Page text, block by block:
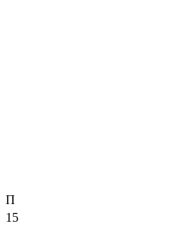
П
15